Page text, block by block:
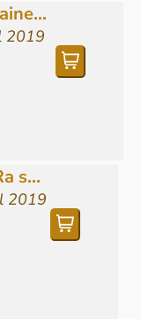
2019
s...
2019